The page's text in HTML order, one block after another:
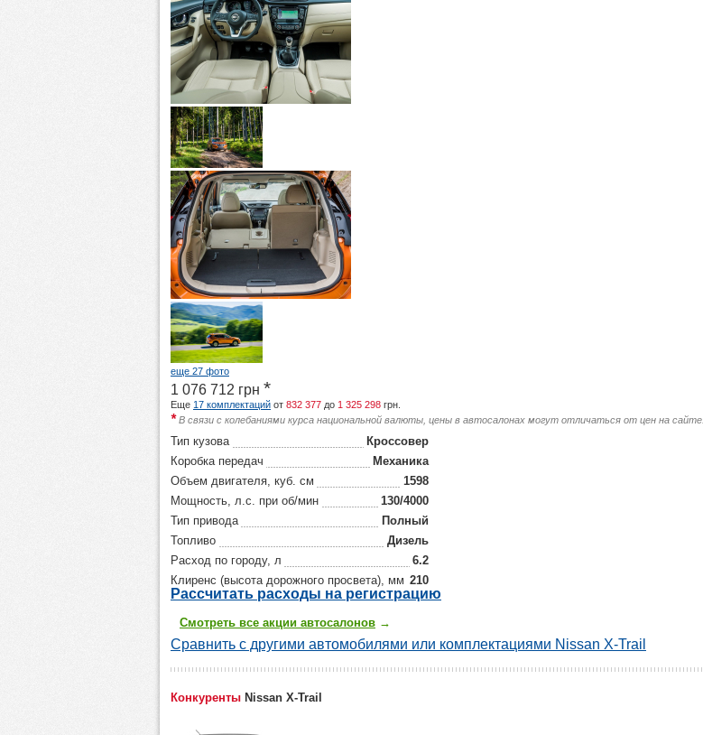
еще 27 фото
1 076 712 грн *
Еще 17 комплектаций от 832 377 до 1 325 298 грн.
*В связи с колебаниями курса национальной валюты, цены в автосалонах могут отличаться от цен на сайте.
Тип кузова
Кроссовер
Коробка передач
Механика
Объем двигателя, куб. см
1598
Мощность, л.с. при об/мин
130/4000
Тип привода
Полный
Топливо
Дизель
Расход по городу, л
6.2
Клиренс (высота дорожного просвета), мм 210
Рассчитать расходы на регистрацию
Смотреть все акции автосалонов →
Сравнить с другими автомобилями или комплектациями Nissan X-Trail
Конкуренты Nissan X-Trail